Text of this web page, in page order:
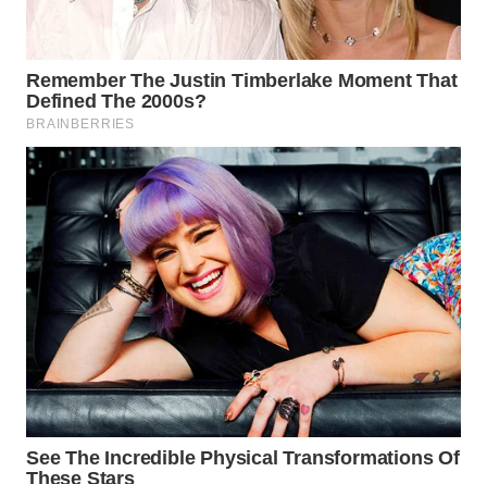
WN
CIANJUR
WN
KEPULAUAN
SERIBU
WN
TANGERANG
WN
BINJAI
WN
CIREBON